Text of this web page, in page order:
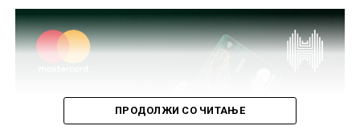
ПРОДОЛЖИ СО ЧИТАЊЕ